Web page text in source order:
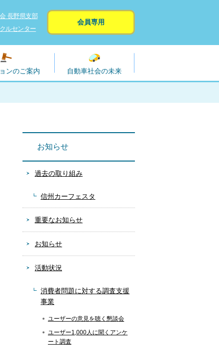
長野県支部
ルセンター
会員専用
ンのご案内 自動車社会の未来
お知らせ
過去の取り組み
信州カーフェスタ
重要なお知らせ
お知らせ
活動状況
消費者問題に対する調査支援
事業
ユーザーの意見を聴く懇談会
ユーザー1,000人に聞くアンケ
ート調査